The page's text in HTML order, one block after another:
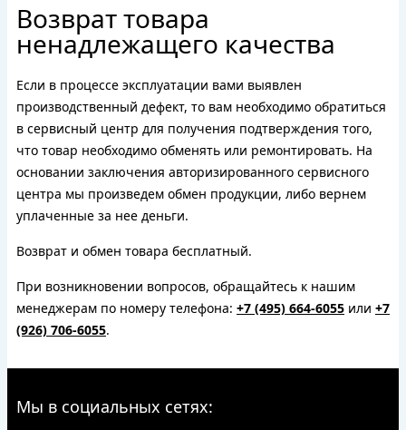
Возврат товара
ненадлежащего качества
Если в процессе эксплуатации вами выявлен
производственный дефект, то вам необходимо обратиться
в сервисный центр для получения подтверждения того,
что товар необходимо обменять или ремонтировать. На
основании заключения авторизированного сервисного
центра мы произведем обмен продукции, либо вернем
уплаченные за нее деньги.
Возврат и обмен товара бесплатный.
При возникновении вопросов, обращайтесь к нашим
менеджерам по номеру телефона: +7 (495) 664-6055 или +7
(926) 706-6055.
Мы в социальных сетях: